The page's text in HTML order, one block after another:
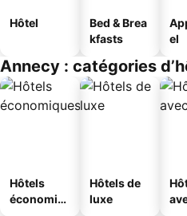
Hôtel
Bed & Brea
kfasts
el
Annecy : catégories
Hôtels
économiq
Hôtels de
luxe